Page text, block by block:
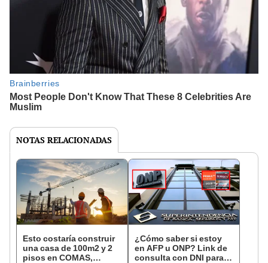
NOTAS RELACIONADAS
Esto costaría construir
una casa de 100m2 y 2
pisos en COMAS,
¿Cómo saber si estoy
en AFP u ONP? Link de
consulta con DNI para